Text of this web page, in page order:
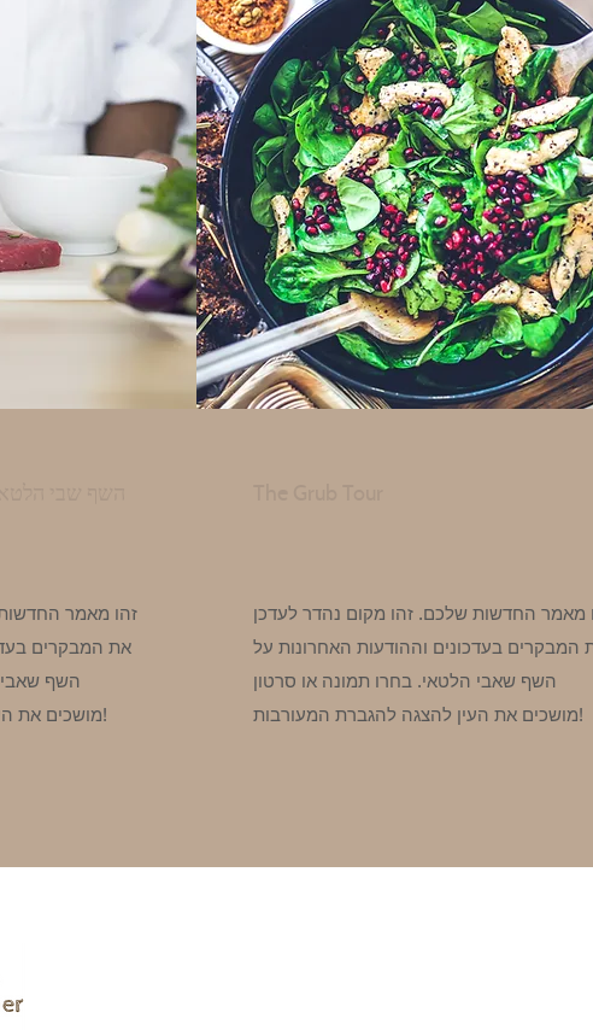
זהו מאמר
את המבקרים
השף שאבי
מושכים את העין להצגה להגברת המעורבות!
מאמר החדשות שלכם. זהו מקום נהדר לעדכן
המבקרים בעדכונים וההודעות האחרונות על
השף שאבי הלטאי. בחרו תמונה או סרטון
מושכים את העין להצגה להגברת המעורבות!